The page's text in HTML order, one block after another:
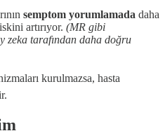
semptom yorumlamada daha
artırıyor. (MR gibi
zeka tarafından daha doğru
kurulmazsa, hasta